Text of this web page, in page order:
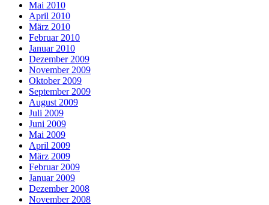
Mai 2010
April 2010
März 2010
Februar 2010
Januar 2010
Dezember 2009
November 2009
Oktober 2009
September 2009
August 2009
Juli 2009
Juni 2009
Mai 2009
April 2009
März 2009
Februar 2009
Januar 2009
Dezember 2008
November 2008